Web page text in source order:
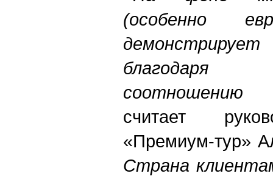
(особенно
благодаря
соотношению
считает
«Премиум-тур»
Страна